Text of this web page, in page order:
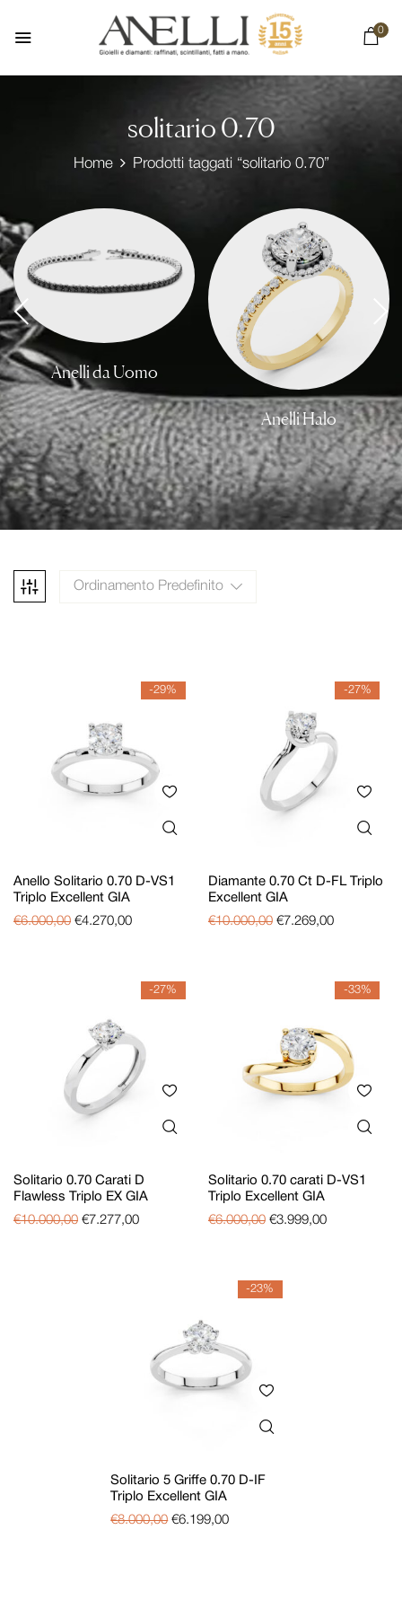
0
solitario 0.70
Home Prodotti taggati “solitario 0.70”
Anelli da Uomo
Anelli Halo
Ordinamento Predefinito
-29%
Anello Solitario 0.70 D-VS1
Triplo Excellent GIA
€6.000,00 €4.270,00
-27%
Diamante 0.70 Ct D-FL Triplo
Excellent GIA
€10.000,00 €7.269,00
-27%
Solitario 0.70 Carati D
Flawless Triplo EX GIA
€10.000,00 €7.277,00
-33%
Solitario 0.70 carati D-VS1
Triplo Excellent GIA
€6.000,00 €3.999,00
-23%
Solitario 5 Griffe 0.70 D-IF
Triplo Excellent GIA
€8.000,00 €6.199,00